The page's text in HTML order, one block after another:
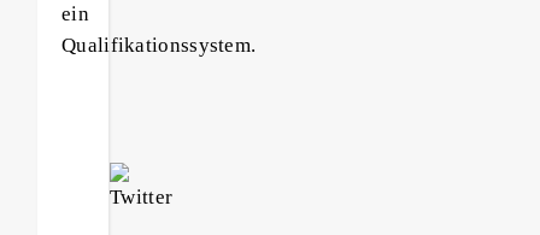
ein
Qualifikationssystem.